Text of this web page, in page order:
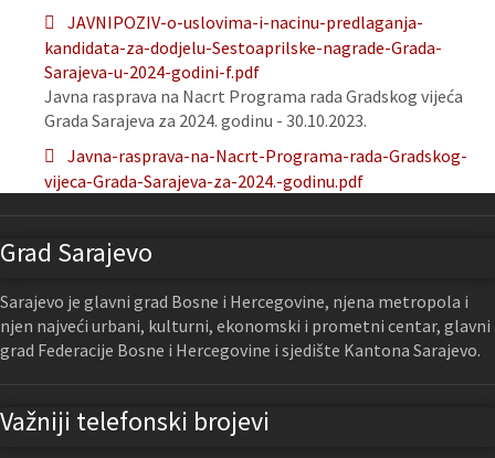
JAVNIPOZIV-o-uslovima-i-nacinu-predlaganja-
kandidata-za-dodjelu-Sestoaprilske-nagrade-Grada-
Sarajeva-u-2024-godini-f.pdf
Javna rasprava na Nacrt Programa rada Gradskog vijeća
Grada Sarajeva za 2024. godinu - 30.10.2023.
Javna-rasprava-na-Nacrt-Programa-rada-Gradskog-
vijeca-Grada-Sarajeva-za-2024.-godinu.pdf
Grad Sarajevo
Sarajevo je glavni grad Bosne i Hercegovine, njena metropola i
njen najveći urbani, kulturni, ekonomski i prometni centar, glavni
grad Federacije Bosne i Hercegovine i sjedište Kantona Sarajevo.
Važniji telefonski brojevi